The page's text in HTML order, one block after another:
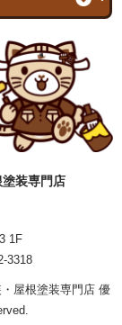
装専門店
1F
3318
屋根塗装専門店 優